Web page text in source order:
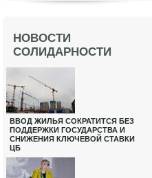
НОВОСТИ
СОЛИДАРНОСТИ
ВВОД ЖИЛЬЯ СОКРАТИТСЯ БЕЗ
ПОДДЕРЖКИ ГОСУДАРСТВА И
СНИЖЕНИЯ КЛЮЧЕВОЙ СТАВКИ
ЦБ